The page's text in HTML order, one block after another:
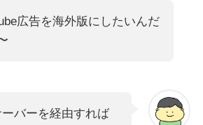
広告を海外版にしたいんだ
バーを経由すれば